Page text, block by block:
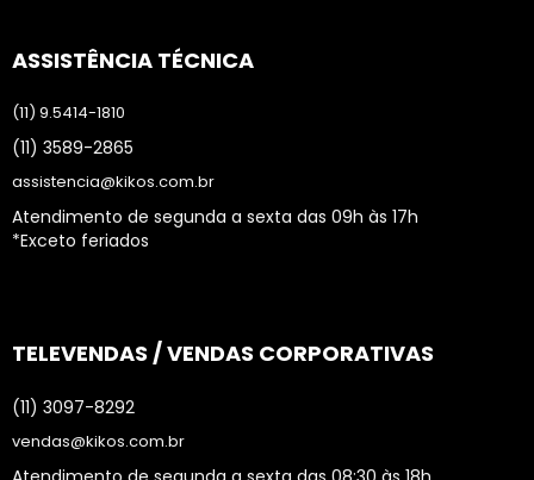
ASSISTÊNCIA TÉCNICA
(11) 9.5414-1810
(11) 3589-2865
assistencia@kikos.com.br
Atendimento de segunda a sexta das 09h às 17h
*Exceto feriados
TELEVENDAS / VENDAS CORPORATIVAS
(11) 3097-8292
vendas@kikos.com.br